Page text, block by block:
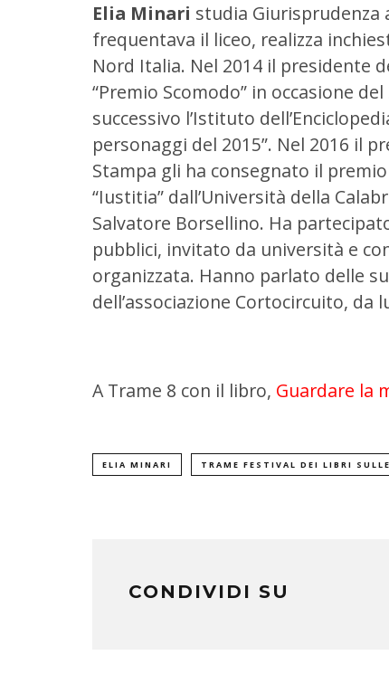
Elia Minari studia Giurisprudenza
frequentava il liceo, realizza
Nord Italia. Nel 2014 il presidente
“Premio Scomodo” in occasione
successivo l’Istituto
personaggi del 2015”. Nel 2016 il
Stampa gli ha consegnato il
“Iustitia” dall’Università della
Salvatore Borsellino. Ha
pubblici, invitato da università e
organizzata. Hanno parlato delle
dell’associazione Cortocircuito,
A Trame 8 con il libro, Guardare la
ELIA MINARI TRAME FESTIVAL DEI LIBRI
CONDIVIDI SU